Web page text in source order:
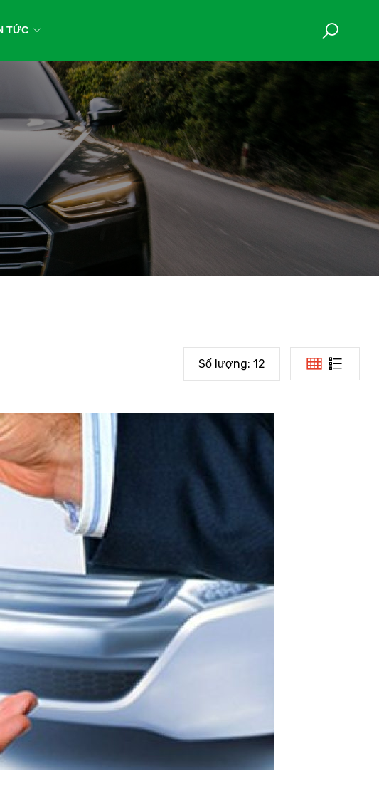
TỨC
Số lượng: 12